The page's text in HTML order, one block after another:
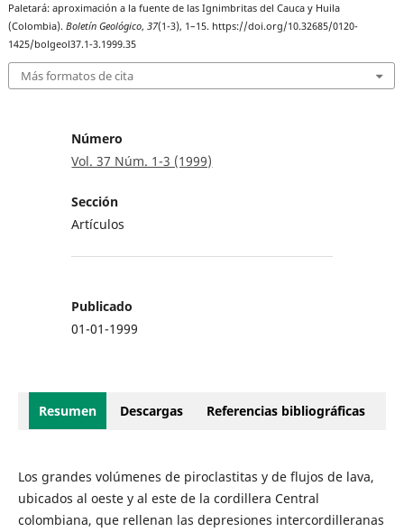
Paletará: aproximación a la fuente de las Ignimbritas del Cauca y Huila
(Colombia).Boletín Geológico,37(1-3), 1–15. https://doi.org/10.32685/0120-
1425/bolgeol37.1-3.1999.35
Más formatos de cita
Número
Vol. 37 Núm. 1-3 (1999)
Sección
Artículos
Publicado
01-01-1999
Resumen Descargas Referencias bibliográficas
Los grandes volúmenes de piroclastitas y de flujos de lava,
ubicados al oeste y al este de la cordillera Central
colombiana, que rellenan las depresiones intercordilleranas